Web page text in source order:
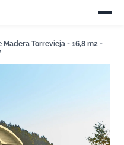
Madera Torrevieja - 16,8 m2 -